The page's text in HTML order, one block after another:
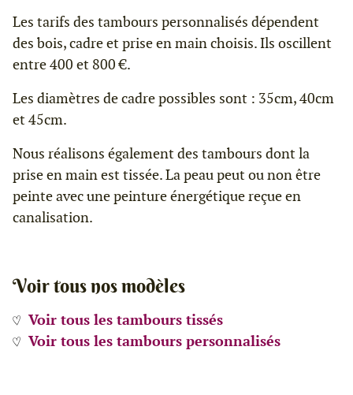
Les tarifs des tambours personnalisés dépendent
des bois, cadre et prise en main choisis. Ils oscillent
entre 400 et 800 €.
Les diamètres de cadre possibles sont : 35cm, 40cm
et 45cm.
Nous réalisons également des tambours dont la
prise en main est tissée. La peau peut ou non être
peinte avec une peinture énergétique reçue en
canalisation.
Voir tous nos modèles
Voir tous les tambours tissés
Voir tous les tambours personnalisés